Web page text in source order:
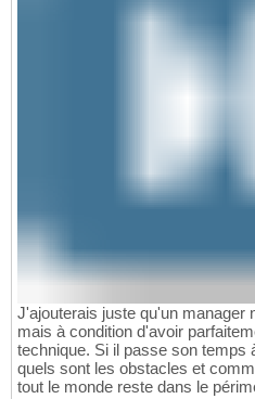
J'ajouterais juste qu'un manager
mais à condition d'avoir
technique. Si il passe son temps
quels sont les obstacles et
tout le monde reste dans le